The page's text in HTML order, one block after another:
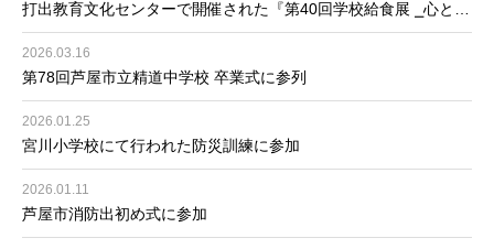
打出教育文化センターで開催された『第40回学校給食展 ⎯心と…
2026.03.16
第78回芦屋市立精道中学校 卒業式に参列
2026.01.25
宮川小学校にて行われた防災訓練に参加
2026.01.11
芦屋市消防出初め式に参加